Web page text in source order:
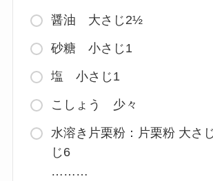
醤油 大さじ2½
砂糖 小さじ1
塩 小さじ1
こしょう 少々
水溶き片栗粉：片栗粉 大さ
じ6
………